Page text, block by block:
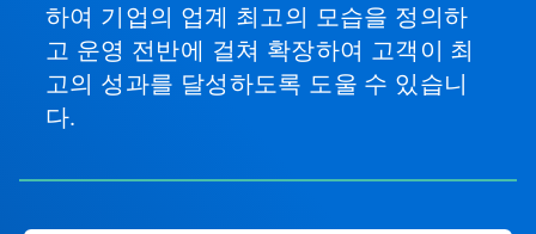
하여 기업의 업계 최고의 모습을 정의하
고 운영 전반에 걸쳐 확장하여 고객이 최
고의 성과를 달성하도록 도울 수 있습니
다.